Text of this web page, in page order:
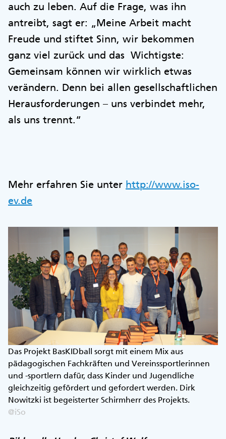
auch zu leben. Auf die Frage, was ihn
antreibt, sagt er: „Meine Arbeit macht
Freude und stiftet Sinn, wir bekommen
ganz viel zurück und das Wichtigste:
Gemeinsam können wir wirklich etwas
verändern. Denn bei allen gesellschaftlichen
Herausforderungen – uns verbindet mehr,
als uns trennt.“
Mehr erfahren Sie unter http://www.iso-
ev.de
Das Projekt BasKIDball sorgt mit einem Mix aus
pädagogischen Fachkräften und Vereinssportlerinnen
und -sportlern dafür, dass Kinder und Jugendliche
gleichzeitig gefördert und gefordert werden. Dirk
Nowitzki ist begeisterter Schirmherr des Projekts.
@iSo